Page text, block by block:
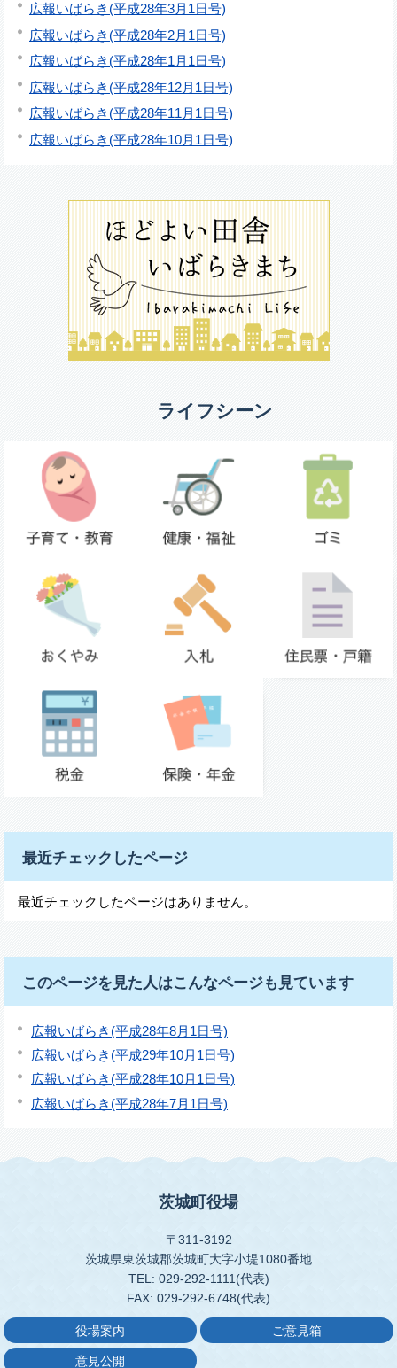
広報いばらき(平成28年3月1日号)
広報いばらき(平成28年2月1日号)
広報いばらき(平成28年1月1日号)
広報いばらき(平成28年12月1日号)
広報いばらき(平成28年11月1日号)
広報いばらき(平成28年10月1日号)
ライフシーン
最近チェックしたページ
最近チェックしたページはありません。
このページを見た人はこんなページも見ています
広報いばらき(平成28年8月1日号)
広報いばらき(平成29年10月1日号)
広報いばらき(平成28年10月1日号)
広報いばらき(平成28年7月1日号)
茨城町役場
〒311-3192
茨城県東茨城郡茨城町大字小堤1080番地
TEL: 029-292-1111(代表)
FAX: 029-292-6748(代表)
役場案内 ご意見箱
意見公開